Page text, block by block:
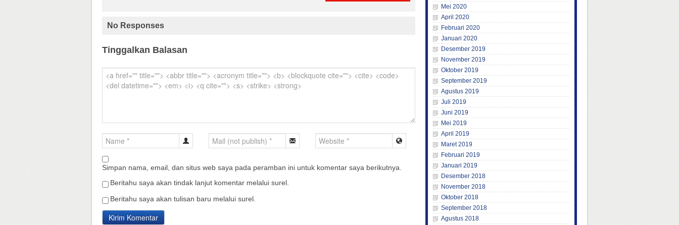
No Responses
Tinggalkan Balasan
Simpan nama, email, dan situs web saya pada peramban ini untuk komentar saya berikutnya.
Beritahu saya akan tindak lanjut komentar melalui surel.
Beritahu saya akan tulisan baru melalui surel.
Mei 2020
April 2020
Februari 2020
Januari 2020
Desember 2019
November 2019
Oktober 2019
September 2019
Agustus 2019
Juli 2019
Juni 2019
Mei 2019
April 2019
Maret 2019
Februari 2019
Januari 2019
Desember 2018
November 2018
Oktober 2018
September 2018
Agustus 2018